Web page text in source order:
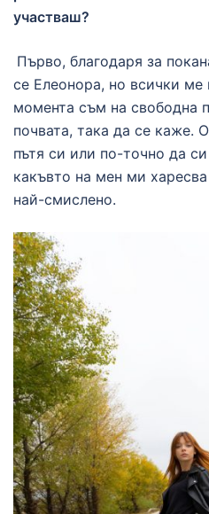
участваш?
Първо, благодаря за
се Елеонора, но всички
момента съм на свободна
почвата, така да се каже.
пътя си или по-точно да
какъвто на мен ми
най-смислено.